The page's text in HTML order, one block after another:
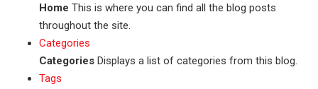
Home This is where you can find all the blog posts
throughout the site.
Categories
Categories Displays a list of categories from this blog.
Tags